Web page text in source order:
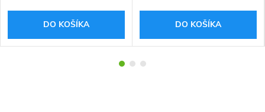
DO KOŠÍKA DO KOŠÍKA